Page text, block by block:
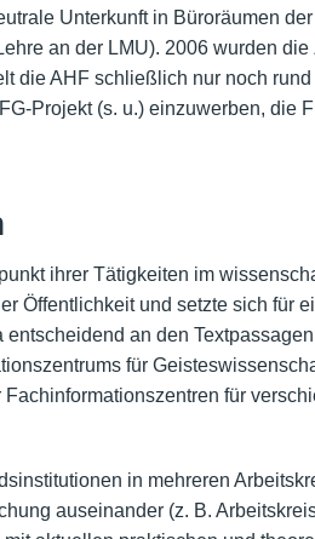
Unterkunft in Büroräumen
an der LMU). 2006 wurden
die AHF schließlich nur noch
Projekt (s. u.) einzuwerben, die
ihrer Tätigkeiten im
Öffentlichkeit und setzte sich für
an den
für
für
in mehreren
auseinander (z. B.